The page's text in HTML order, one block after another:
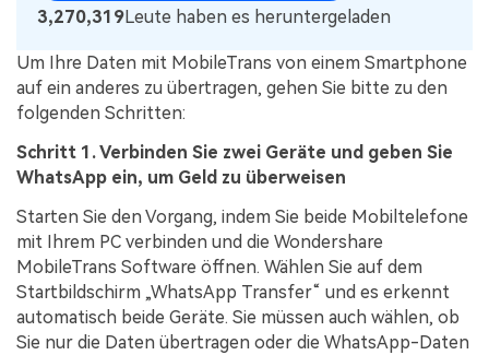
3,270,322Leute haben es heruntergeladen
Um Ihre Daten mit MobileTrans von einem Smartphone
auf ein anderes zu übertragen, gehen Sie bitte zu den
folgenden Schritten:
Schritt 1. Verbinden Sie zwei Geräte und geben Sie
WhatsApp ein, um Geld zu überweisen
Starten Sie den Vorgang, indem Sie beide Mobiltelefone
mit Ihrem PC verbinden und die Wondershare
MobileTrans Software öffnen. Wählen Sie auf dem
Startbildschirm „WhatsApp Transfer“ und es erkennt
automatisch beide Geräte. Sie müssen auch wählen, ob
Sie nur die Daten übertragen oder die WhatsApp-Daten